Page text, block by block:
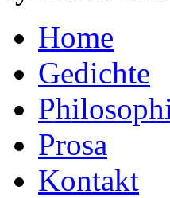
Home
Gedichte
Prosa
Kontakt